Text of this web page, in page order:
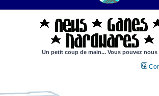
Un petit coup de main... Vous pouvez